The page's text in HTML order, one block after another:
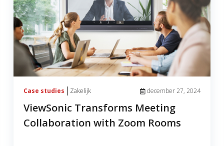
Case studies Zakelijk december 27, 2024
ViewSonic Transforms Meeting
Collaboration with Zoom Rooms